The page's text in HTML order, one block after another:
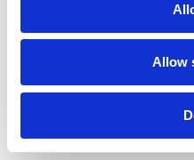
Allow
RGPD